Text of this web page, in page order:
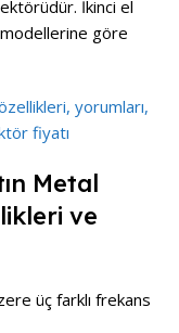
İkinci el
modellerine göre
Metal
ve
üç farklı frekans